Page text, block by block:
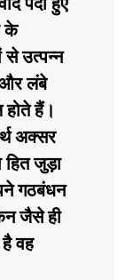
पैदा हुए
के
से उत्पन्न
और लंबे
हैं।
अक्सर
जुड़ा
गठबंधन
जैसे ही
है वह